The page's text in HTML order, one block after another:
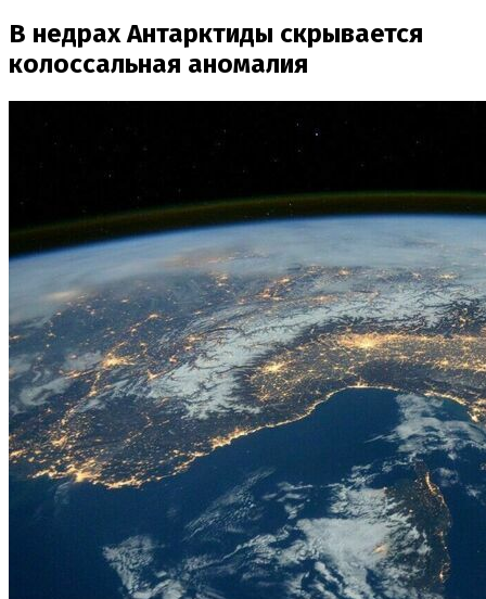
В недрах Антарктиды скрывается
колоссальная аномалия